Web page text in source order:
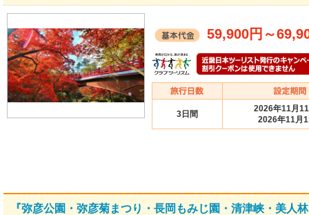
59,900円 ～
3日間
2026年11月
2026年11月
『弥彦公園・弥彦菊まつり・長岡もみじ園・清津峡・美